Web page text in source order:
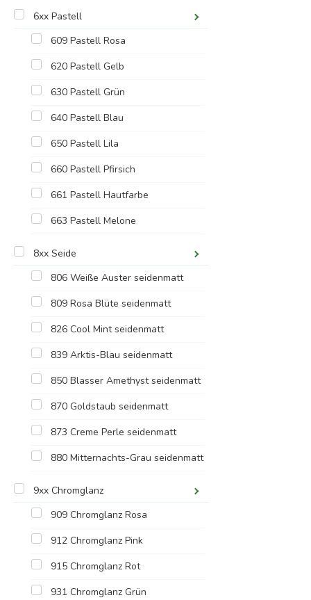
6xx Pastell
609 Pastell Rosa
620 Pastell Gelb
630 Pastell Grün
640 Pastell Blau
650 Pastell Lila
660 Pastell Pfirsich
661 Pastell Hautfarbe
663 Pastell Melone
8xx Seide
806 Weiße Auster seidenmatt
809 Rosa Blüte seidenmatt
826 Cool Mint seidenmatt
839 Arktis-Blau seidenmatt
850 Blasser Amethyst seidenmatt
870 Goldstaub seidenmatt
873 Creme Perle seidenmatt
880 Mitternachts-Grau seidenmatt
9xx Chromglanz
909 Chromglanz Rosa
912 Chromglanz Pink
915 Chromglanz Rot
931 Chromglanz Grün